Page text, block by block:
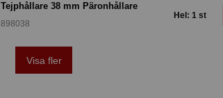
Tejphållare 38 mm Päronhållare
898038
Hel: 1 st
Visa fler